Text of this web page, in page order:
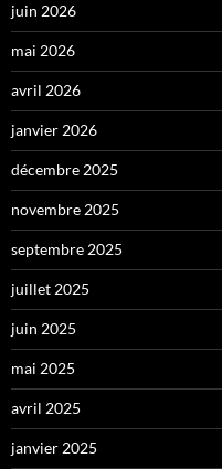
juin 2026
mai 2026
avril 2026
janvier 2026
décembre 2025
novembre 2025
septembre 2025
juillet 2025
juin 2025
mai 2025
avril 2025
janvier 2025